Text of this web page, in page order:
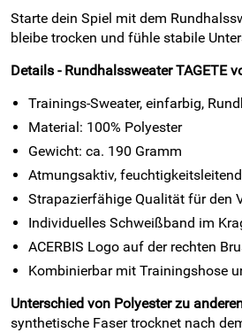
Starte dein Spiel mit dem
bleibe trocken und fühle stabile
Details - Rundhalssweater TAGETE
Trainings-Sweater, einfarbig,
Material: 100% Polyester
Gewicht: ca. 190 Gramm
Atmungsaktiv,
Strapazierfähige Qualität für den
Individuelles Schweißband im
ACERBIS Logo auf der rechten
Kombinierbar mit Trainingshose
Unterschied von Polyester zu
synthetische Faser trocknet nach